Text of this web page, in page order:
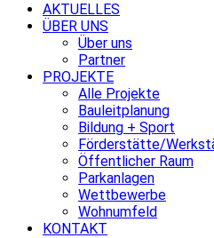
AKTUELLES
ÜBER UNS
Über uns
Partner
PROJEKTE
Alle Projekte
Bauleitplanung
Bildung + Sport
Förderstätte/
Öffentlicher Raum
Parkanlagen
Wettbewerbe
Wohnumfeld
KONTAKT